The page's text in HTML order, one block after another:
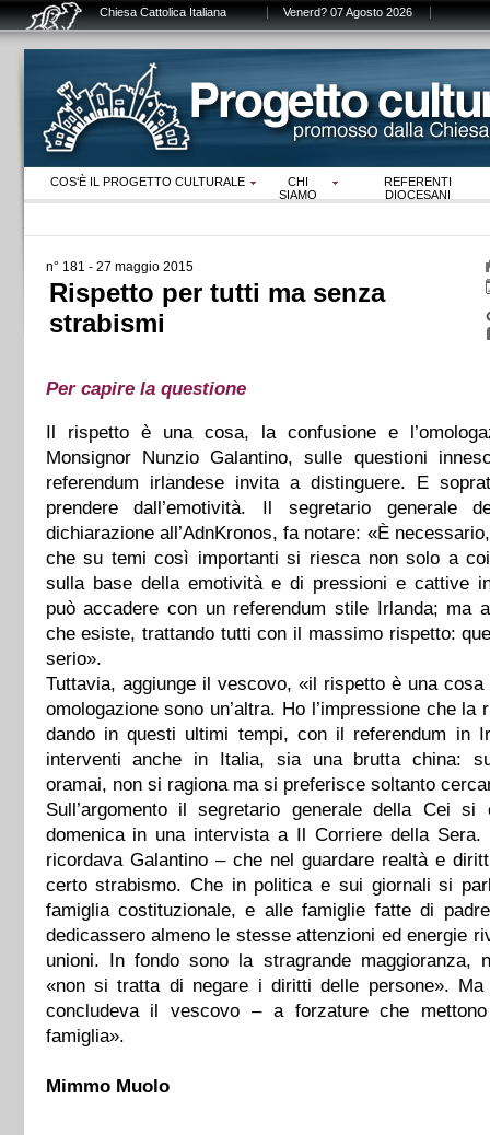
Chiesa Cattolica Italiana Venerd? 07 Agosto 2026
COS‘È IL PROGETTO CULTURALE
CHI
SIAMO
REFERENTI
DIOCESANI
n° 181 - 27 maggio 2015
Rispetto per tutti ma senza
strabismi
Per capire la questione
Il rispetto è una cosa, la confusione e
Monsignor Nunzio Galantino, sulle questioni
referendum irlandese invita a distinguere. E
prendere dall’emotività. Il segretario generale
dichiarazione all’AdnKronos, fa notare: «È
che su temi così importanti si riesca non solo a
sulla base della emotività e di pressioni e cattive
può accadere con un referendum stile Irlanda; ma
che esiste, trattando tutti con il massimo rispetto:
serio».
Tuttavia, aggiunge il vescovo, «il rispetto è una
omologazione sono un’altra. Ho l’impressione che
dando in questi ultimi tempi, con il referendum in
interventi anche in Italia, sia una brutta china:
oramai, non si ragiona ma si preferisce soltanto
Sull’argomento il segretario generale della Cei si
domenica in una intervista a Il Corriere della Sera.
ricordava Galantino – che nel guardare realtà e
certo strabismo. Che in politica e sui giornali si
famiglia costituzionale, e alle famiglie fatte di
dedicassero almeno le stesse attenzioni ed energie
unioni. In fondo sono la stragrande maggioranza,
«non si tratta di negare i diritti delle persone».
concludeva il vescovo – a forzature che
famiglia».
Mimmo Muolo